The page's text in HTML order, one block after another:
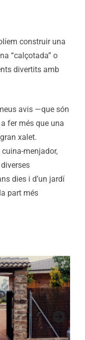
construir una
“calçotada” o
divertits amb
avis —que són
fer més que una
xalet.
menjador,
dies i d’un jardí
part més